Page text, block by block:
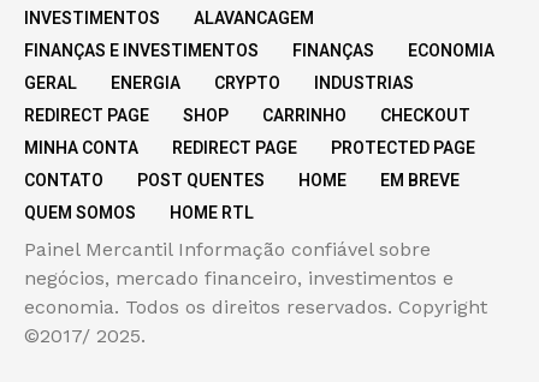
INVESTIMENTOS
ALAVANCAGEM
FINANÇAS E INVESTIMENTOS
FINANÇAS
ECONOMIA
GERAL
ENERGIA CRYPTO
INDUSTRIAS
REDIRECT PAGE
SHOP CARRINHO
CHECKOUT
MINHA CONTA
REDIRECT PAGE
PROTECTED PAGE
CONTATO
POST QUENTES HOME
EM BREVE
QUEM SOMOS
HOME RTL
Painel Mercantil Informação confiável sobre
negócios, mercado financeiro, investimentos e
economia. Todos os direitos reservados. Copyright
©2017/ 2025.